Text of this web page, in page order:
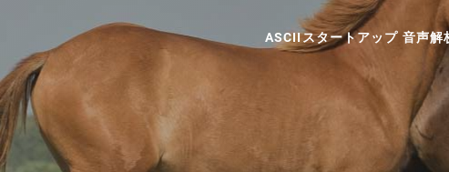
ASCIIスタートアップ 音声